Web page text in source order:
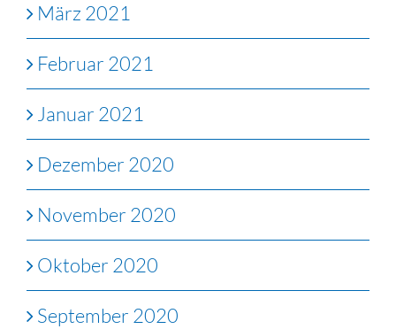
März 2021
Februar 2021
Januar 2021
Dezember 2020
November 2020
Oktober 2020
September 2020